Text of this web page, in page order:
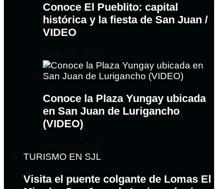
Conoce El Pueblito: capital
histórica y la fiesta de San Juan /
VIDEO
Conoce la Plaza Yungay ubicada
en San Juan de Lurigancho
(VIDEO)
TURISMO EN SJL
Visita el puente colgante de Lomas El